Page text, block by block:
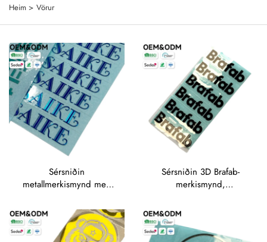
Heim > Vörur
Sérsniðin
metallmerkismynd með
fyrir merkingu á
kökumálaforritum
Sérsniðin 3D Brafab-
merkismynd,
metalli fyrir merkingu á
heimilisforritum